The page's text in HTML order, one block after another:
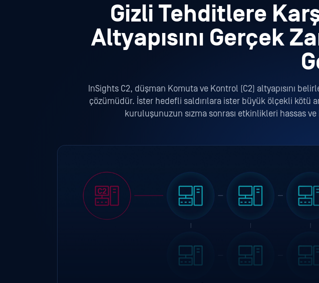
Gizli Tehditlere
Altyapısını Gerçek
InSights C2, düşman Komuta ve Kontrol (C2) altyapısını
çözümüdür. İster hedefli saldırılara ister büyük ölçekli kötü
kuruluşunuzun sızma sonrası etkinlikleri hassas